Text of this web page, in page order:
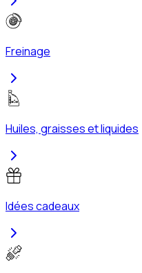
Freinage
Huiles, graisses et liquides
Idées cadeaux